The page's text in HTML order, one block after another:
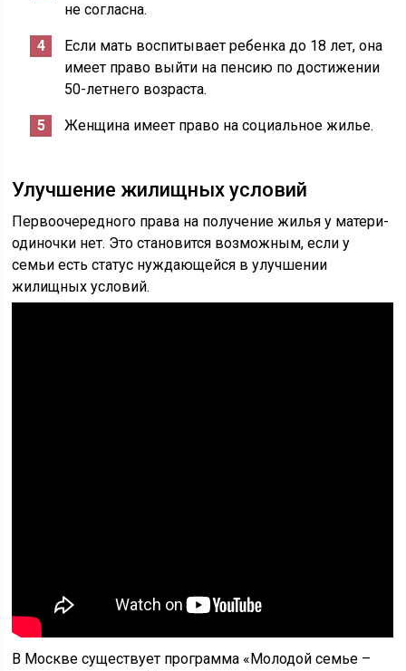
не согласна.
Если мать воспитывает ребенка до 18 лет, она
имеет право выйти на пенсию по достижении
50-летнего возраста.
Женщина имеет право на социальное жилье.
Улучшение жилищных условий
Первоочередного права на получение жилья у матери-
одиночки нет. Это становится возможным, если у
семьи есть статус нуждающейся в улучшении
жилищных условий.
В Москве существует программа «Молодой семье –